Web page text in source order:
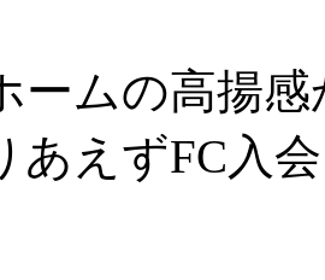
ームの高揚
あえずFC入